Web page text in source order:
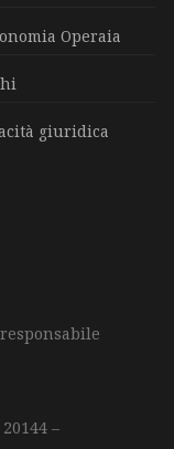
Operaia
giuridica
20144 –